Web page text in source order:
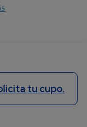
tu cupo.